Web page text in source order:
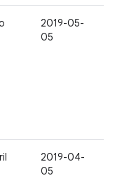
2019-05-
05
2019-04-
05